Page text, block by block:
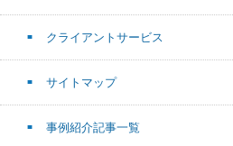
クライアントサービス
サイトマップ
事例紹介記事一覧